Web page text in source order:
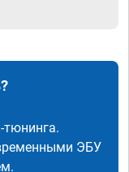
тюнинга.
ЭБУ